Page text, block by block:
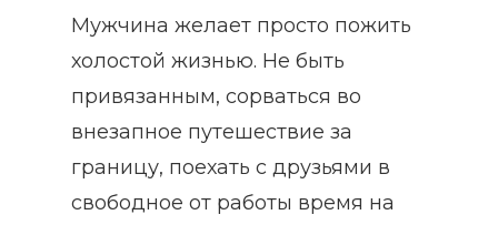
Мужчина желает просто пожить
холостой жизнью. Не быть
привязанным, сорваться во
внезапное путешествие за
границу, поехать с друзьями в
свободное от работы время на